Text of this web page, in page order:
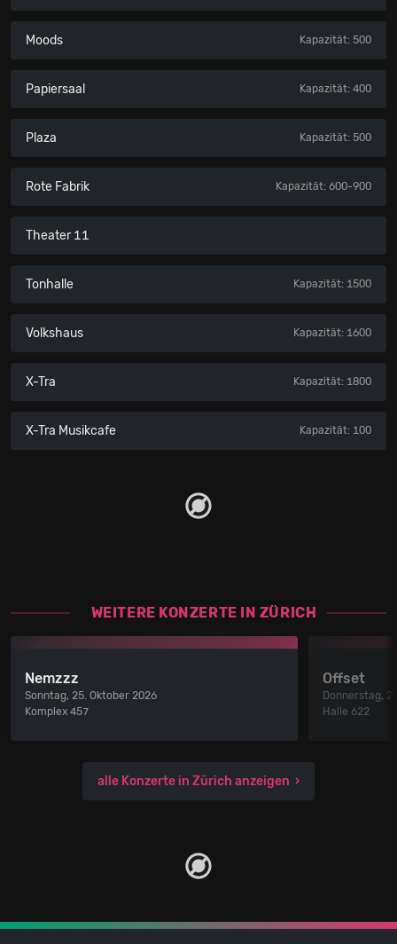
Moods Kapazität: 500
Papiersaal Kapazität: 400
Plaza Kapazität: 500
Rote Fabrik Kapazität: 600-900
Theater 11
Tonhalle Kapazität: 1500
Volkshaus Kapazität: 1600
X-Tra Kapazität: 1800
X-Tra Musikcafe Kapazität: 100
WEITERE KONZERTE IN ZÜRICH
Nemzzz
Sonntag, 25. Oktober 2026
Komplex 457
Offset
Donnerstag,
Halle 622
alle Konzerte in Zürich anzeigen